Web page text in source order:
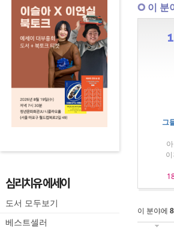
심리치유 에세이
도서 모두보기
베스트셀러
이 분
그
이 분야에